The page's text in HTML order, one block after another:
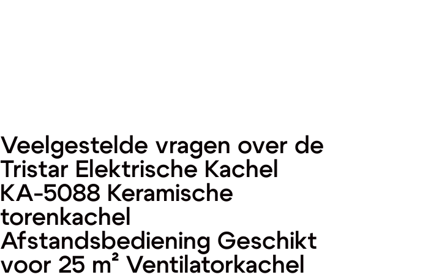
Veelgestelde vragen over de
Tristar Elektrische Kachel
KA-5088 Keramische
torenkachel
Afstandsbediening Geschikt
voor 25 m² Ventilatorkachel